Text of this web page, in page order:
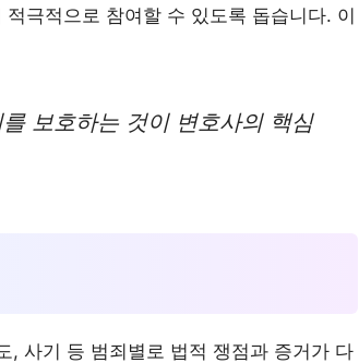
극적으로 참여할 수 있도록 돕습니다. 이
보호하는 것이 변호사의 핵심
, 사기 등 범죄별로 법적 쟁점과 증거가 다